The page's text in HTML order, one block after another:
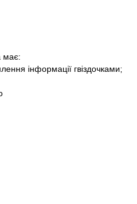
має:
інформації гвіздочками;